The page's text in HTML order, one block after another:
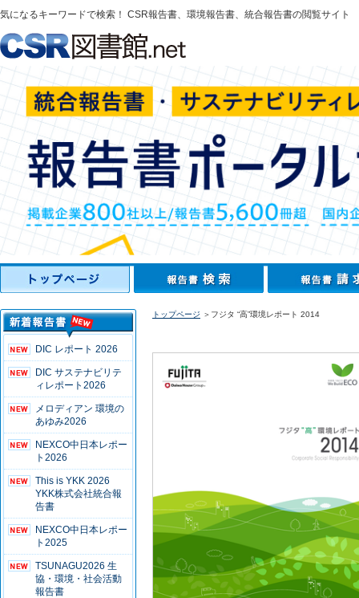
気になるキーワードで検索！ CSR報告書、環境報告書、統合報告書の閲覧サイト
DIC レポート 2026
DIC サステナビリテ
ィレポート2026
メロディアン 環境の
あゆみ2026
NEXCO中日本レポー
ト2026
This is YKK 2026
YKK株式会社統合報
告書
NEXCO中日本レポー
ト2025
TSUNAGU2026 生
協・環境・社会活動
報告書
トップページ ＞フジタ “高”環境レポート 2014